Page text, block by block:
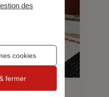
des
cookies
fermer